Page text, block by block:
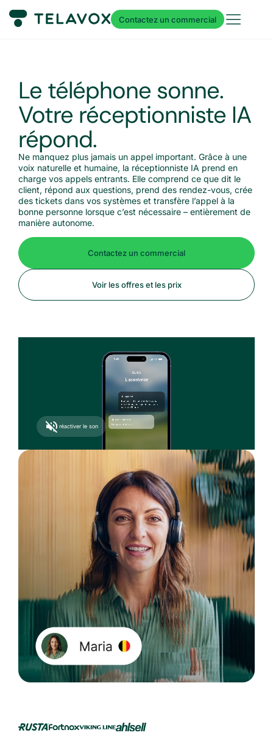
Contactez un commercial
Le téléphone sonne.
Votre réceptionniste IA
répond.
Ne manquez plus jamais un appel important. Grâce à une
voix naturelle et humaine, la réceptionniste IA prend en
charge vos appels entrants. Elle comprend ce que dit le
client, répond aux questions, prend des rendez-vous, crée
des tickets dans vos systèmes et transfère l’appel à la
bonne personne lorsque c’est nécessaire – entièrement de
manière autonome.
Contactez un commercial
Voir les offres et les prix
réactiver le son